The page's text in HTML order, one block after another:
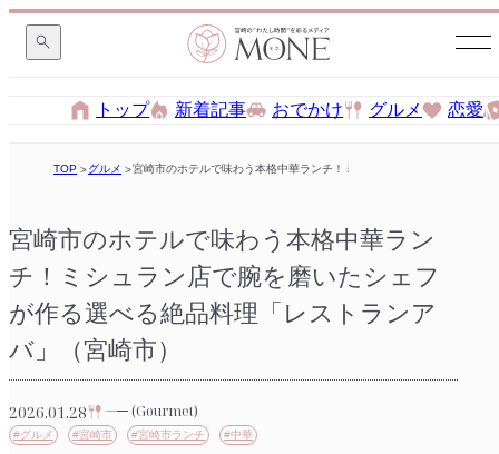
トップ 新着記事 おでかけ グルメ 恋愛
TOP グルメ 宮崎市のホテルで味わう本格中華ランチ！ミシュラン店で腕を磨いたシ
宮崎市のホテルで味わう本格中華ラン
チ！ミシュラン店で腕を磨いたシェフ
が作る選べる絶品料理「レストランア
バ」（宮崎市）
2026.01.28 (Gourmet)
#グルメ #宮崎市 #宮崎市ランチ #中華